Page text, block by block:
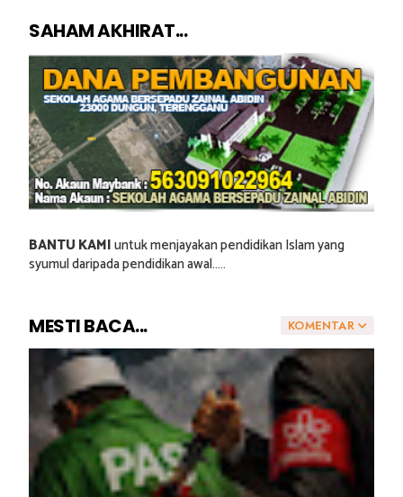
SAHAM AKHIRAT...
BANTU KAMIuntuk menjayakan pendidikan Islam yang
syumul daripada pendidikan awal.....
KOMENTAR
MESTI BACA...